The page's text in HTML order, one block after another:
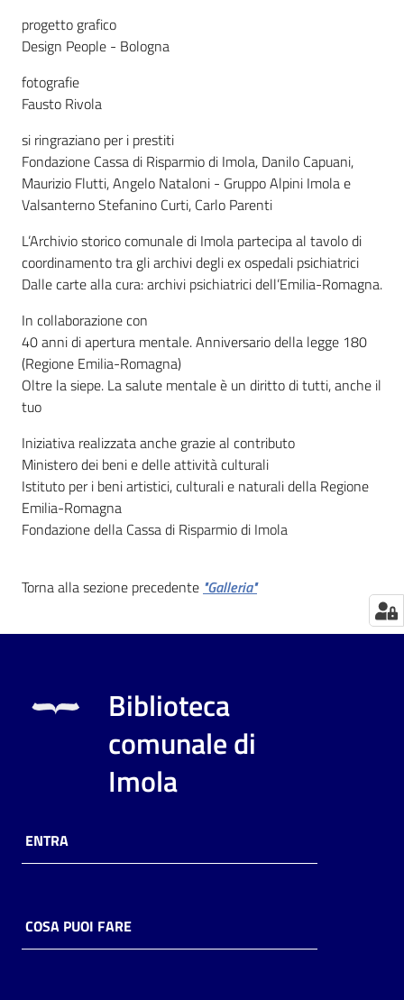
Decentrate
per
la
lettura
Seguici
su
Catalogo
on line
Eventi
bibliotecario
Avvisi
progetto grafico
Design People - Bologna
fotografie
Fausto Rivola
si ringraziano per i prestiti
Fondazione Cassa di Risparmio di Imola, Danilo Capuani,
Maurizio Flutti, Angelo Nataloni - Gruppo Alpini Imola e
Valsanterno Stefanino Curti, Carlo Parenti
L’Archivio storico comunale di Imola partecipa al tavolo di
coordinamento tra gli archivi degli ex ospedali psichiatrici
Dalle carte alla cura: archivi psichiatrici dell’Emilia-Romagna.
In collaborazione con
40 anni di apertura mentale. Anniversario della legge 180
(Regione Emilia-Romagna)
Oltre la siepe. La salute mentale è un diritto di tutti, anche il
tuo
Iniziativa realizzata anche grazie al contributo
Ministero dei beni e delle attività culturali
Istituto per i beni artistici, culturali e naturali della Regione
Emilia-Romagna
Fondazione della Cassa di Risparmio di Imola
Torna alla sezione precedente "Galleria"
Biblioteca
comunale di
Imola
ENTRA
COSA PUOI FARE